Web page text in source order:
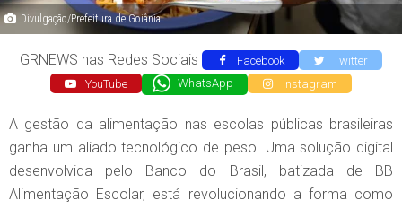
Divulgação/Prefeitura de Goiânia
GRNEWS nas Redes Sociais Facebook
Twitter
YouTube
WhatsApp Instagram
A gestão da alimentação nas escolas públicas brasileiras
ganha um aliado tecnológico de peso. Uma solução digital
desenvolvida pelo Banco do Brasil, batizada de BB
Alimentação Escolar, está revolucionando a forma como